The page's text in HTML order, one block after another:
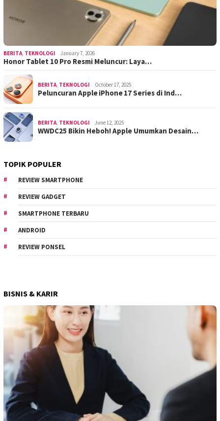
BERITA TEKNOLOGI January 7, 2026
Honor Tablet 10 Pro Resmi Meluncur: Laya…
BERITA TEKNOLOGI October 17, 2025
Peluncuran Apple iPhone 17 Series di Ind…
BERITA TEKNOLOGI June 12, 2025
WWDC25 Bikin Heboh! Apple Umumkan Desain…
TOPIK POPULER
REVIEW SMARTPHONE
REVIEW GADGET
SMARTPHONE TERBARU
ANDROID
REVIEW PONSEL
BISNIS & KARIR